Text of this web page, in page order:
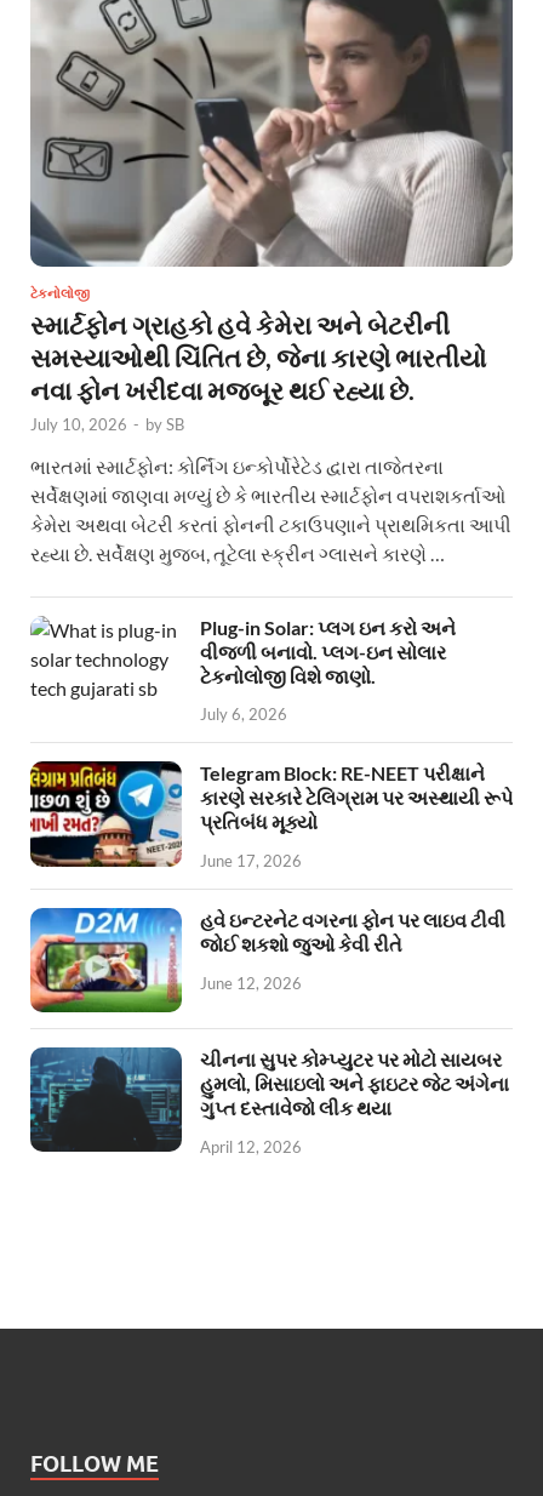
ટેકનોલોજી
સ્માર્ટફોન ગ્રાહકો હવે કેમેરા અને બેટરીની
સમસ્યાઓથી ચિંતિત છે, જેના કારણે ભારતીયો
નવા ફોન ખરીદવા મજબૂર થઈ રહ્યા છે.
July 10, 2026 - bySB
ભારતમાં સ્માર્ટફોન: કોર્નિંગ ઇન્કોર્પોરેટેડ દ્વારા તાજેતરના
સર્વેક્ષણમાં જાણવા મળ્યું છે કે ભારતીય સ્માર્ટફોન વપરાશકર્તાઓ
કેમેરા અથવા બેટરી કરતાં ફોનની ટકાઉપણાને પ્રાથમિકતા આપી
રહ્યા છે. સર્વેક્ષણ મુજબ, તૂટેલા સ્ક્રીન ગ્લાસને કારણે …
Plug-in Solar: પ્લગ ઇન કરો અને
વીજળી બનાવો. પ્લગ-ઇન સોલાર
ટેકનોલોજી વિશે જાણો.
July 6, 2026
Telegram Block: RE-NEET પરીક્ષાને
કારણે સરકારે ટેલિગ્રામ પર અસ્થાયી રૂપે
પ્રતિબંધ મૂક્યો
June 17, 2026
હવે ઇન્ટરનેટ વગરના ફોન પર લાઇવ ટીવી
જોઈ શકશો જુઓ કેવી રીતે
June 12, 2026
ચીનના સુપર કોમ્પ્યુટર પર મોટો સાયબર
હુમલો, મિસાઇલો અને ફાઇટર જેટ અંગેના
ગુપ્ત દસ્તાવેજો લીક થયા
April 12, 2026
FOLLOW ME